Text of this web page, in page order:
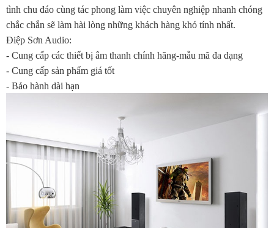
tình chu đáo cùng tác phong làm việc chuyên nghiệp nhanh chóng
chắc chắn sẽ làm hài lòng những khách hàng khó tính nhất.
Điệp Sơn Audio:
- Cung cấp các thiết bị âm thanh chính hãng-mẫu mã đa dạng
- Cung cấp sản phẩm giá tốt
- Bảo hành dài hạn